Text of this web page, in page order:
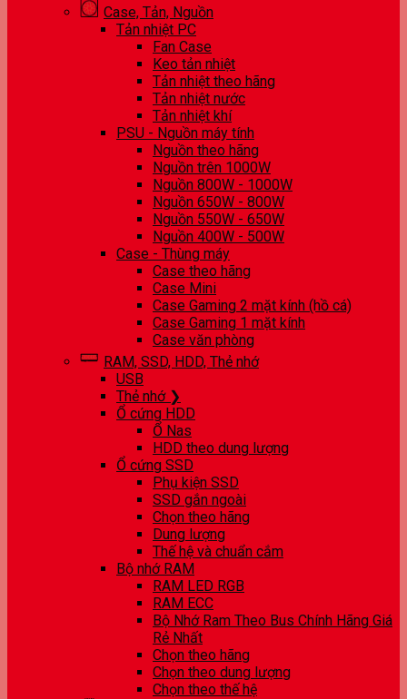
Case, Tản, Nguồn
Tản nhiệt PC
Fan Case
Keo tản nhiệt
Tản nhiệt theo hãng
Tản nhiệt nước
Tản nhiệt khí
PSU - Nguồn máy tính
Nguồn theo hãng
Nguồn trên 1000W
Nguồn 800W - 1000W
Nguồn 650W - 800W
Nguồn 550W - 650W
Nguồn 400W - 500W
Case - Thùng máy
Case theo hãng
Case Mini
Case Gaming 2 mặt kính (hồ cá)
Case Gaming 1 mặt kính
Case văn phòng
RAM, SSD, HDD, Thẻ nhớ
USB
Thẻ nhớ ❯
Ổ cứng HDD
Ổ Nas
HDD theo dung lượng
Ổ cứng SSD
Phụ kiện SSD
SSD gắn ngoài
Chọn theo hãng
Dung lượng
Thế hệ và chuẩn cắm
Bộ nhớ RAM
RAM LED RGB
RAM ECC
Bộ Nhớ Ram Theo Bus Chính Hãng Giá
Rẻ Nhất
Chọn theo hãng
Chọn theo dung lượng
Chọn theo thế hệ